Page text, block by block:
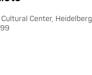
Center, Heidelberg